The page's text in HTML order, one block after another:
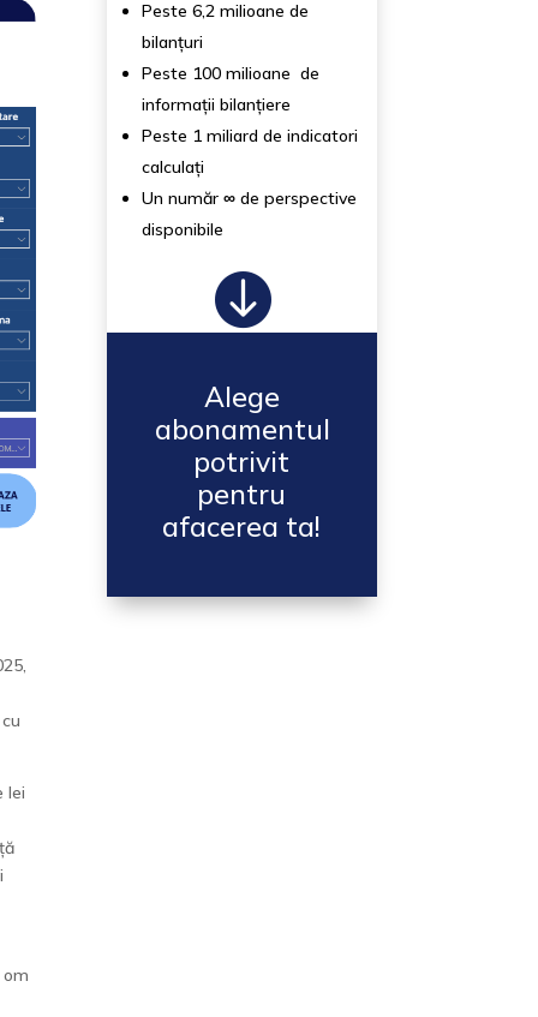
lei
Peste 6,2 milioane de
bilanțuri
Peste 100 milioane de
informații bilanțiere
Peste 1 miliard de indicatori
calculați
Un număr∞ de perspective
disponibile

Alege
abonamentul
potrivit
pentru
afacerea ta!